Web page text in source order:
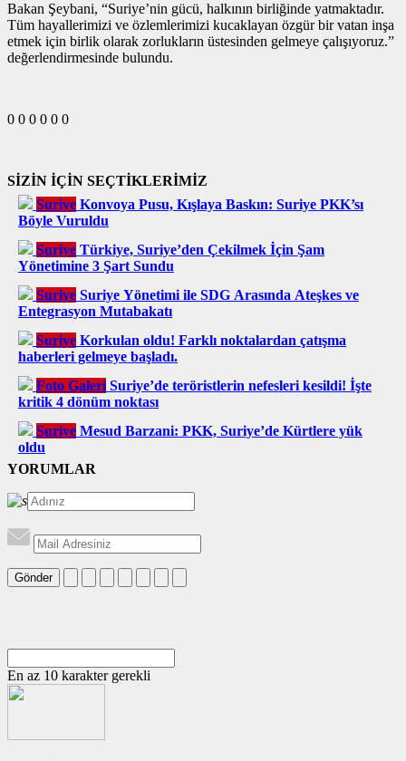
Bakan Şeybani, “Suriye’nin gücü, halkının birliğinde yatmaktadır.
Tüm hayallerimizi ve özlemlerimizi kucaklayan özgür bir vatan inşa
etmek için birlik olarak zorlukların üstesinden gelmeye çalışıyoruz.”
değerlendirmesinde bulundu.
0 0 0 0 0 0
SİZİN İÇİN SEÇTİKLERİMİZ
Suriye Konvoya Pusu, Kışlaya Baskın: Suriye PKK’sı
Böyle Vuruldu
Suriye Türkiye, Suriye’den Çekilmek İçin Şam
Yönetimine 3 Şart Sundu
Suriye Suriye Yönetimi ile SDG Arasında Ateşkes ve
Entegrasyon Mutabakatı
Suriye Korkulan oldu! Farklı noktalardan çatışma
haberleri gelmeye başladı.
Foto Galeri Suriye’de teröristlerin nefesleri kesildi! İşte
kritik 4 dönüm noktası
Suriye Mesud Barzani: PKK, Suriye’de Kürtlere yük
oldu
YORUMLAR
Gönder
En az 10 karakter gerekli